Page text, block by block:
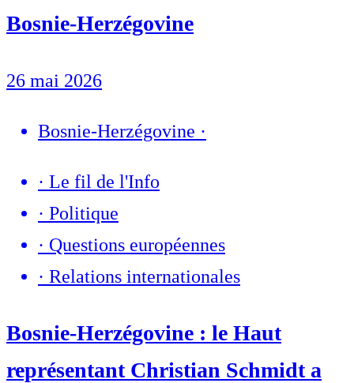
Bosnie-Herzégovine
26 mai 2026
Bosnie-Herzégovine ·
· Le fil de l'Info
· Politique
· Questions européennes
· Relations internationales
Bosnie-Herzégovine : le Haut
représentant Christian Schmidt a